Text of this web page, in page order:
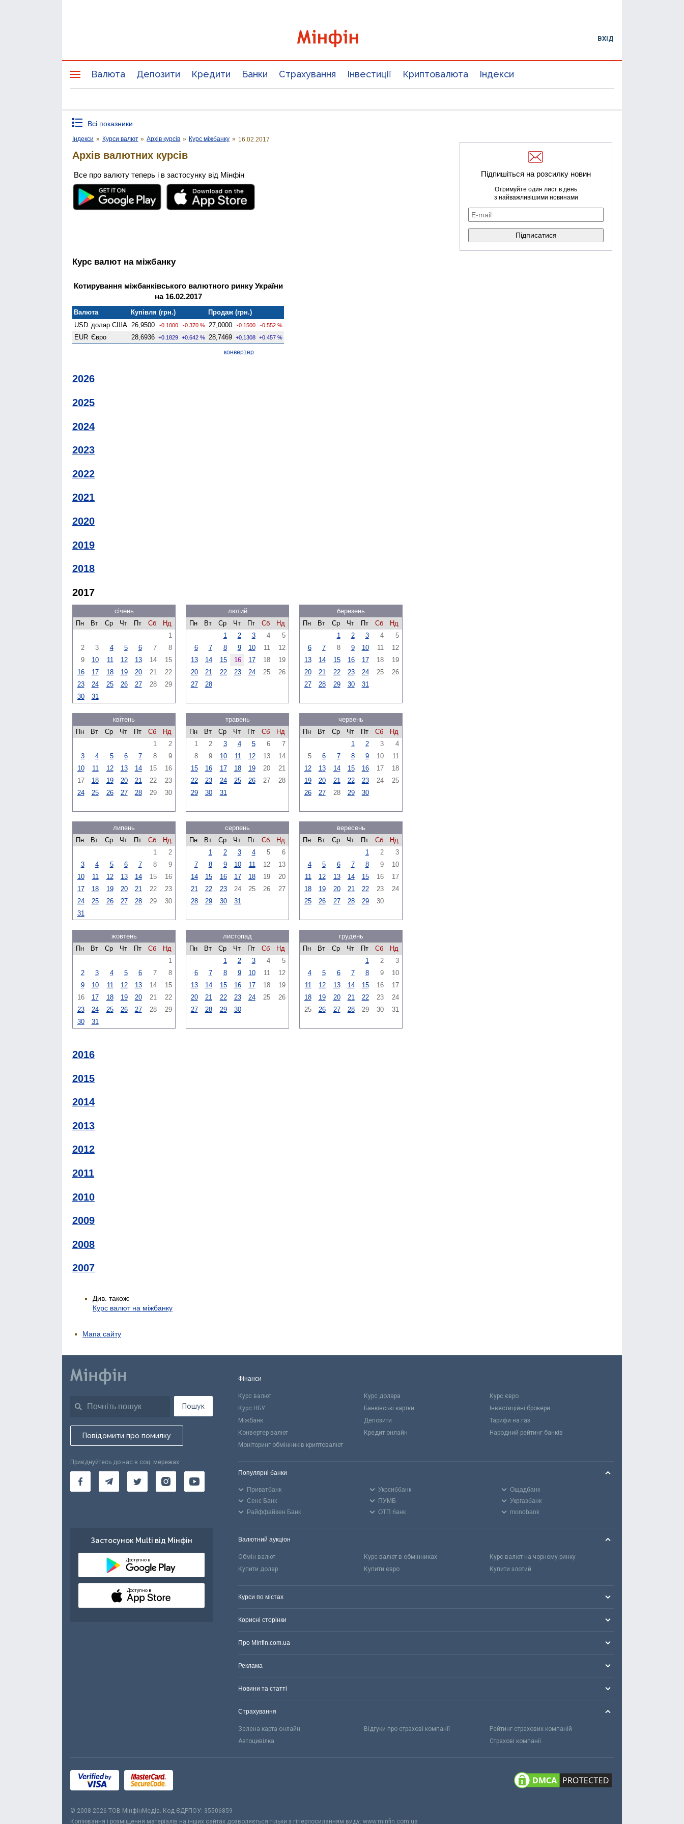
ВХІД
Валюта Депозити Кредити Банки Страхування Інвестиції Криптовалюта Індекси
Всі показники
Індекси » Курси валют » Архів курсів » Курс міжбанку » 16.02.2017
Архів валютних курсів
Все про валюту теперь і в застосунку від Мінфін
Курс валют на міжбанку
Котирування міжбанківського валютного ринку України
на 16.02.2017
Валюта Купівля (грн.)
Продаж (грн.)
USD долар США 26,9500 -0.1000 -0.370 % 27,0000 -0.1500 -0.552 %
EUR Євро 28,6936 +0.1829 +0.642 % 28,7469 +0.1308 +0.457 %
конвертер
2026
2025
2024
2023
2022
2021
2020
2019
2018
2017
січень
Пн
Вт Ср Чт Пт Сб
Нд
1
2
3 4 5 6 7
8
9
10 11 12 13 14
15
16
17 18 19 20 21
22
23
24 25 26 27 28
29
30
31
лютий
Пн
Вт Ср Чт Пт Сб
Нд
1
2 3 4
5
6
7 8 9 10 11
12
13
14 15 16 17 18
19
20
21 22 23 24 25
26
27
28
березень
Пн
Вт Ср Чт Пт Сб
Нд
1
2 3 4
5
6
7 8 9 10 11
12
13
14 15 16 17 18
19
20
21 22 23 24 25
26
27
28 29 30 31
квітень
Пн
Вт Ср Чт Пт Сб
Нд
1
2
3
4 5 6 7 8
9
10
11 12 13 14 15
16
17
18 19 20 21 22
23
24
25 26 27 28 29 30
травень
Пн
Вт Ср Чт Пт Сб
Нд
1
2 3 4 5 6
7
8
9 10 11 12 13
14
15
16 17 18 19 20
21
22
23 24 25 26 27
28
29
30 31
червень
Пн
Вт Ср Чт Пт Сб
Нд
1
2 3
4
5
6 7 8 9 10
11
12
13 14 15 16 17
18
19
20 21 22 23 24
25
26
27 28 29 30
липень
Пн
Вт Ср Чт Пт Сб
Нд
1
2
3
4 5 6 7 8
9
10
11 12 13 14 15
16
17
18 19 20 21 22
23
24
25 26 27 28 29
30
31
серпень
Пн
Вт Ср Чт Пт Сб
Нд
1
2 3 4 5
6
7
8 9 10 11 12
13
14
15 16 17 18 19
20
21
22 23 24 25 26
27
28
29 30 31
вересень
Пн
Вт Ср Чт Пт Сб
Нд
1
2
3
4
5 6 7 8 9
10
11
12 13 14 15 16
17
18
19 20 21 22 23
24
25
26 27 28 29 30
жовтень
Пн
Вт Ср Чт Пт Сб
Нд
1
2
3 4 5 6 7
8
9
10 11 12 13 14
15
16
17 18 19 20 21
22
23
24 25 26 27 28
29
30
31
листопад
Пн
Вт Ср Чт Пт Сб
Нд
1
2 3 4
5
6
7 8 9 10 11
12
13
14 15 16 17 18
19
20
21 22 23 24 25
26
27
28 29 30
грудень
Пн
Вт Ср Чт Пт Сб
Нд
1
2
3
4
5 6 7 8 9
10
11
12 13 14 15 16
17
18
19 20 21 22 23
24
25
26 27 28 29 30 31
2016
2015
2014
2013
2012
2011
2010
2009
2008
2007
Див. також:
Курс валют на міжбанку
Підпишіться на розсилку новин
Отримуйте один лист в день
з найважливішими новинами
Мапа сайту
Пошук
Повідомити про помилку
Приєднуйтесь до нас в соц. мережах:
Застосунок Multi від Мінфін
Доступно в
Доступно в
Фінанси
Курс валют Курс долара
Курс євро
Курс НБУ
Банківські картки
Інвестиційні брокери
Міжбанк
Депозити
Тарифи на газ
Конвертер валют
Кредит онлайн
Народний рейтинг банків
Моніторинг обмінників криптовалют
Популярні банки
Приватбанк Укрсиббанк
Ощадбанк
Сенс Банк
ПУМБ
Укргазбанк
Райффайзен Банк
ОТП банк monobank
Валютний аукціон
Обмін валют Курс валют в обмінниках
Курс валют на чорному ринку
Купити долар
Купити євро Купити злотий
Курси по містах
Корисні сторінки
Про Minfin.com.ua
Реклама
Новини та статті
Страхування
Зелена карта онлайн Відгуки про страхові компанії
Рейтинг страхових компаній
Автоцивілка
Страхові компанії
© 2008-2026 ТОВ МiнфiнМедiа. Код ЄДРПОУ: 35506859
Копіювання і розміщення матеріалів на інших сайтах дозволяється тільки з гіперпосиланням виду: www.minfin.com.ua